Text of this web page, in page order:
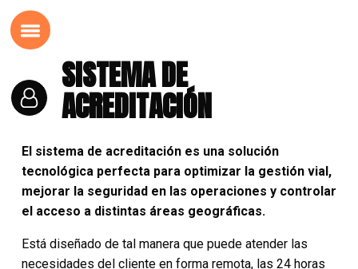
SISTEMA DE
ACREDITACIÓN
El sistema de acreditación es una solución
tecnológica perfecta para optimizar la gestión vial,
mejorar la seguridad en las operaciones y controlar
el acceso a distintas áreas geográficas.
Está diseñado de tal manera que puede atender las
necesidades del cliente en forma remota, las 24 horas